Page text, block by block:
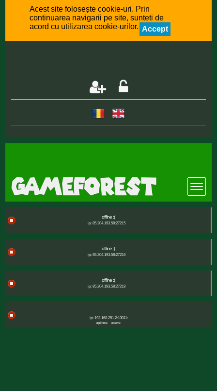
Acest site folosește cookie-uri. Prin
continuarea navigarii pe site, sunteti de
acord cu utilizarea cookie-urilor. Accept
offline :(
ip: 85.204.193.58:27215
offline :(
ip: 85.204.193.58:27216
offline :(
ip: 85.204.193.58:27218
ip: 192.168.251.2:10011:
uptime:
users: